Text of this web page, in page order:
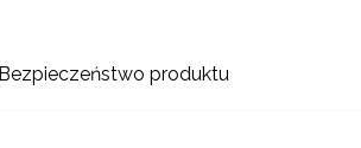
Bezpieczeństwo produktu